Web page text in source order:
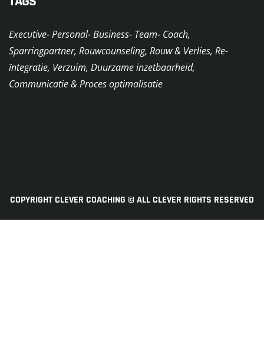
Executive- Personal- Business- Team- Coach,
Sparringpartner, Rouwcounseling, Rouw & Verlies, Re-
ïntegratie, Verzuim, Duurzame inzetbaarheid,
Communicatie & Proces optimalisatie
COPYRIGHT CLEVER COACHING © ALL CLEVER RIGHTS RESERVED